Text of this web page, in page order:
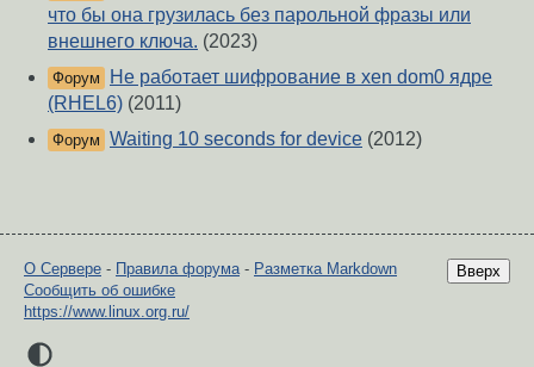
что бы она грузилась без парольной фразы или
внешнего ключа. (2023)
Форум
Не работает шифрование в xen dom0 ядре
(RHEL6) (2011)
Форум Waiting 10 seconds for device (2012)
Вверх
О Сервере - Правила форума - Разметка Markdown
Сообщить об ошибке
https://www.linux.org.ru/